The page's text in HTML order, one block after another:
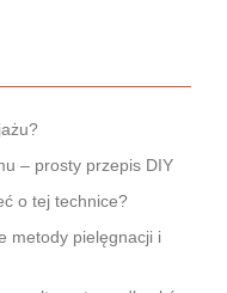
– prosty przepis DIY
o tej technice?
metody pielęgnacji i